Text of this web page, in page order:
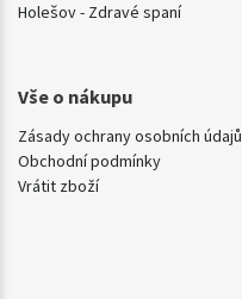
Holešov - Zdravé spaní
Vše o nákupu
Zásady ochrany osobních údajů
Obchodní podmínky
Vrátit zboží